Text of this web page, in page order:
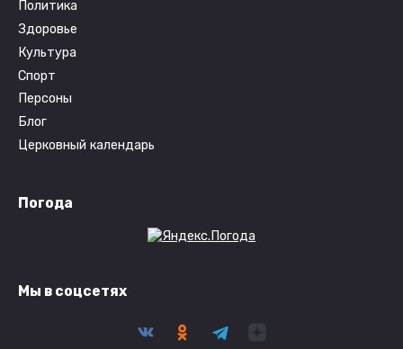
Политика
Здоровье
Культура
Спорт
Персоны
Блог
Церковный календарь
Погода
Мы в соцсетях